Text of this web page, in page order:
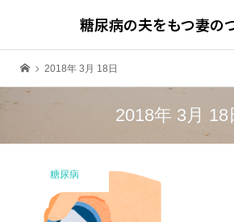
糖尿病の夫をもつ妻の
2018年 3月 18日
2018年 3月 18
糖尿病